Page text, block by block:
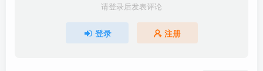
请登录后发表评论
登录 注册